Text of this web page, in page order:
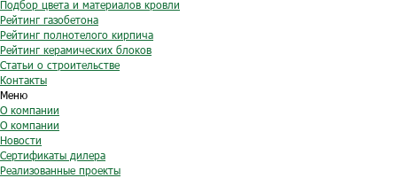
Подбор цвета и материалов кровли
Рейтинг газобетона
Рейтинг полнотелого кирпича
Рейтинг керамических блоков
Статьи о строительстве
Контакты
Меню
О компании
О компании
Новости
Сертификаты дилера
Реализованные проекты